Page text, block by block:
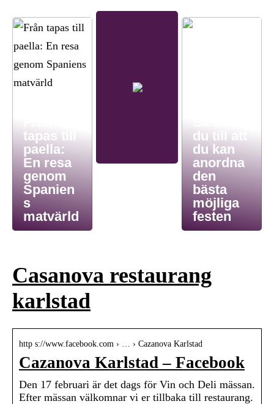
tapas till
paella:
En resa
genom
Spanien
s
matvärld
du till att
du kan
anordna
den
bästa
möjliga
festen
Casanova restaurang
karlstad
http s://www.facebook.com › … › Cazanova Karlstad
Cazanova Karlstad – Facebook
Den 17 februari är det dags för Vin och Deli mässan.
Efter mässan välkomnar vi er tillbaka till restaurang.